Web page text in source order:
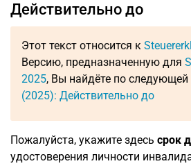
Действительно до
Этот текст относится к
Версию, предназначенную для
2025, Вы найдёте по следующей
(2025): Действительно до
Пожалуйста, укажите здесь срок
удостоверения личности